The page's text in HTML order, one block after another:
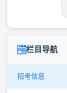
栏目导航
招考信息